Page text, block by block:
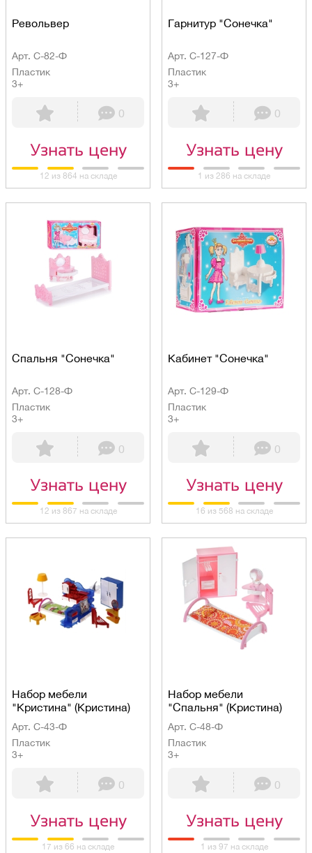
Револьвер
Арт. С-82-Ф
Пластик
3+
0
Узнать цену
12 из 864 на складе
Гарнитур "Сонечка"
Арт. С-127-Ф
Пластик
3+
0
Узнать цену
1 из 286 на складе
Спальня "Сонечка"
Арт. С-128-Ф
Пластик
3+
0
Узнать цену
12 из 867 на складе
Кабинет "Сонечка"
Арт. С-129-Ф
Пластик
3+
0
Узнать цену
16 из 568 на складе
Набор мебели
"Кристина" (Кристина)
Арт. С-43-Ф
Пластик
3+
0
Узнать цену
17 из 66 на складе
Набор мебели
"Спальня" (Кристина)
Арт. С-48-Ф
Пластик
3+
0
Узнать цену
1 из 97 на складе